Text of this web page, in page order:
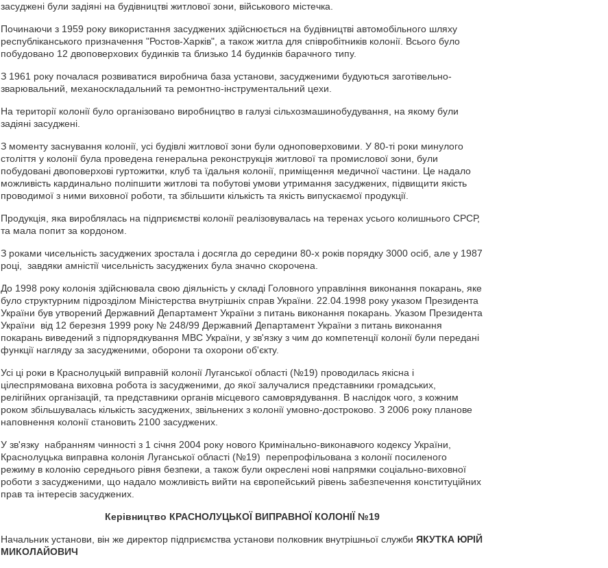
засуджені були задіяні на будівництві житлової зони, військового містечка.
Починаючи з 1959 року використання засуджених здійснюється на будівництві автомобільного шляху
республіканського призначення "Ростов-Харків", а також житла для співробітників колонії. Всього було
побудовано 12 двоповерхових будинків та близько 14 будинків барачного типу.
З 1961 року почалася розвиватися виробнича база установи, засудженими будуються заготівельно-
зварювальний, механоскладальний та ремонтно-інструментальний цехи.
На території колонії було організовано виробництво в галузі сільхозмашинобудування, на якому були
задіяні засуджені.
З моменту заснування колонії, усі будівлі житлової зони були одноповерховими. У 80-ті роки минулого
століття у колонії була проведена генеральна реконструкція житлової та промислової зони, були
побудовані двоповерхові гуртожитки, клуб та їдальня колонії, приміщення медичної частини. Це надало
можливість кардинально поліпшити житлові та побутові умови утримання засуджених, підвищити якість
проводимої з ними виховної роботи, та збільшити кількість та якість випускаємої продукції.
Продукція, яка вироблялась на підприємстві колонії реалізовувалась на теренах усього колишнього СРСР,
та мала попит за кордоном.
З роками чисельність засуджених зростала і досягла до середини 80-х років порядку 3000 осіб, але у 1987
році, завдяки амністії чисельність засуджених була значно скорочена.
До 1998 року колонія здійснювала свою діяльність у складі Головного управління виконання покарань, яке
було структурним підрозділом Міністерства внутрішніх справ України. 22.04.1998 року указом Президента
України був утворений Державний Департамент України з питань виконання покарань. Указом Президента
України від 12 березня 1999 року № 248/99 Державний Департамент України з питань виконання
покарань виведений з підпорядкування МВС України, у зв'язку з чим до компетенції колонії були передані
функції нагляду за засудженими, оборони та охорони об'єкту.
Усі ці роки в Краснолуцькій виправній колонії Луганської області (№19) проводилась якісна і
цілеспрямована виховна робота із засудженими, до якої залучалися представники громадських,
релігійних організацій, та представники органів місцевого самоврядування. В наслідок чого, з кожним
роком збільшувалась кількість засуджених, звільнених з колонії умовно-достроково. З 2006 року планове
наповнення колонії становить 2100 засуджених.
У зв'язку набранням чинності з 1 січня 2004 року нового Кримінально-виконавчого кодексу України,
Краснолуцька виправна колонія Луганської області (№19) перепрофільована з колонії посиленого
режиму в колонію середнього рівня безпеки, а також були окреслені нові напрямки соціально-виховної
роботи з засудженими, що надало можливість вийти на європейський рівень забезпечення конституційних
прав та інтересів засуджених.
Керівництво КРАСНОЛУЦЬКОЇ ВИПРАВНОЇ КОЛОНІЇ №19
Начальник установи, він же директор підприємства установи полковник внутрішньої служби ЯКУТКА ЮРІЙ
МИКОЛАЙОВИЧ